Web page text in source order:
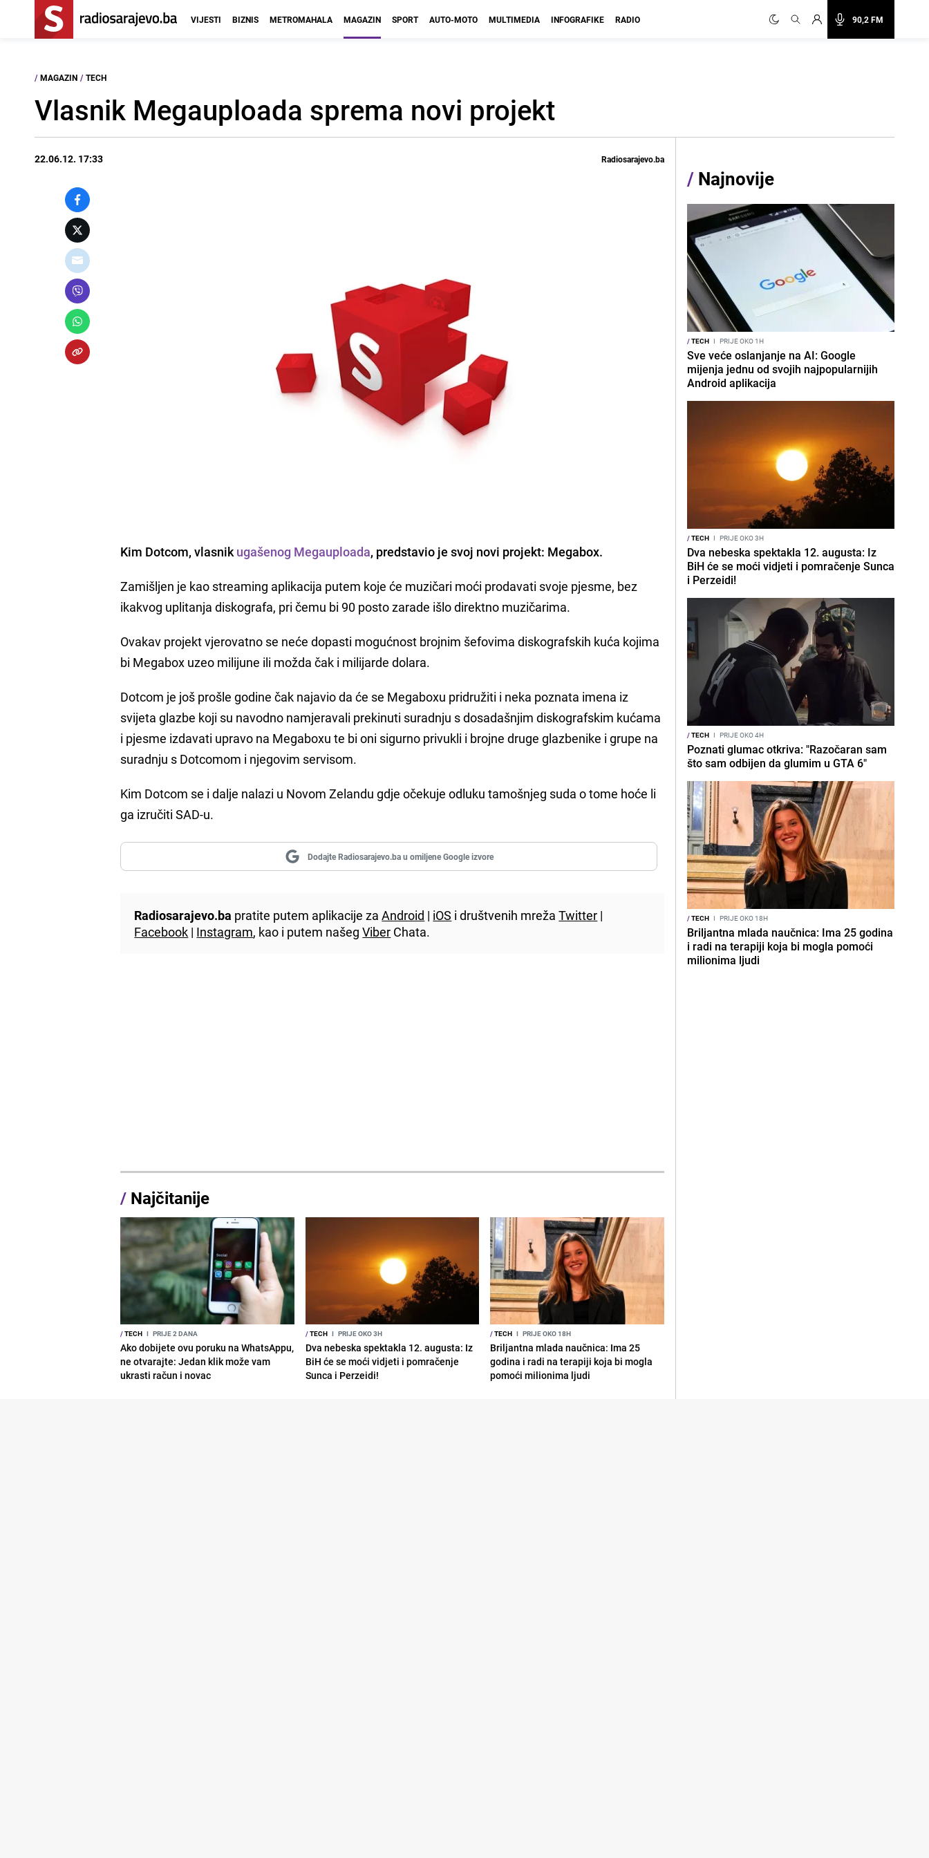
90,2 FM
VIJESTI BIZNIS METROMAHALA MAGAZIN SPORT AUTO-MOTO MULTIMEDIA INFOGRAFIKE RADIO
/ MAGAZIN / TECH
Vlasnik Megauploada sprema novi projekt
22.06.12. 17:33 Radiosarajevo.ba
Kim Dotcom, vlasnik ugašenog Megauploada, predstavio je svoj novi projekt: Megabox.
Zamišljen je kao streaming aplikacija putem koje će muzičari moći prodavati svoje pjesme, bez
ikakvog uplitanja diskografa, pri čemu bi 90 posto zarade išlo direktno muzičarima.
Ovakav projekt vjerovatno se neće dopasti mogućnost brojnim šefovima diskografskih kuća kojima
bi Megabox uzeo milijune ili možda čak i milijarde dolara.
Dotcom je još prošle godine čak najavio da će se Megaboxu pridružiti i neka poznata imena iz
svijeta glazbe koji su navodno namjeravali prekinuti suradnju s dosadašnjim diskografskim kućama
i pjesme izdavati upravo na Megaboxu te bi oni sigurno privukli i brojne druge glazbenike i grupe na
suradnju s Dotcomom i njegovim servisom.
Kim Dotcom se i dalje nalazi u Novom Zelandu gdje očekuje odluku tamošnjeg suda o tome hoće li
ga izručiti SAD-u.
Dodajte Radiosarajevo.ba u omiljene Google izvore
Radiosarajevo.ba pratite putem aplikacije zaAndroid | iOS i društvenih mrežaTwitter |
Facebook | Instagram, kao i putem našegViber Chata.
/ Najčitanije
/TECH I PRIJE 2 DANA
Ako dobijete ovu poruku na WhatsAppu,
ne otvarajte: Jedan klik može vam
ukrasti račun i novac
/TECH I PRIJE OKO 3H
Dva nebeska spektakla 12. augusta: Iz
BiH će se moći vidjeti i pomračenje
Sunca i Perzeidi!
/TECH I PRIJE OKO 18H
Briljantna mlada naučnica: Ima 25
godina i radi na terapiji koja bi mogla
pomoći milionima ljudi
/ Najnovije
/TECH I PRIJE OKO 1H
Sve veće oslanjanje na AI: Google
mijenja jednu od svojih najpopularnijih
Android aplikacija
/TECH I PRIJE OKO 3H
Dva nebeska spektakla 12. augusta: Iz
BiH će se moći vidjeti i pomračenje Sunca
i Perzeidi!
/TECH I PRIJE OKO 4H
Poznati glumac otkriva: "Razočaran sam
što sam odbijen da glumim u GTA 6"
/TECH I PRIJE OKO 18H
Briljantna mlada naučnica: Ima 25 godina
i radi na terapiji koja bi mogla pomoći
milionima ljudi